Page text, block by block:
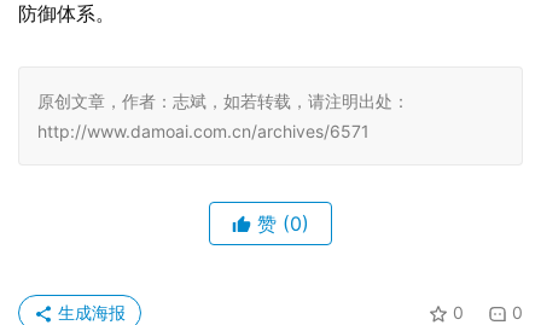
防御体系。
原创文章，作者：志斌，如若转载，请注明出处：
http://www.damoai.com.cn/archives/6571
赞 (0)
0 0
生成海报